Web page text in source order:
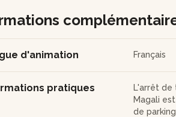
d'animation Français
pratiques
L'arrêt
Magali
de